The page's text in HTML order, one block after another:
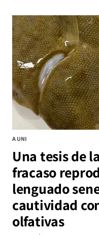
A UNI
Una tesis de
fracaso
lenguado
cautividad
olfativas